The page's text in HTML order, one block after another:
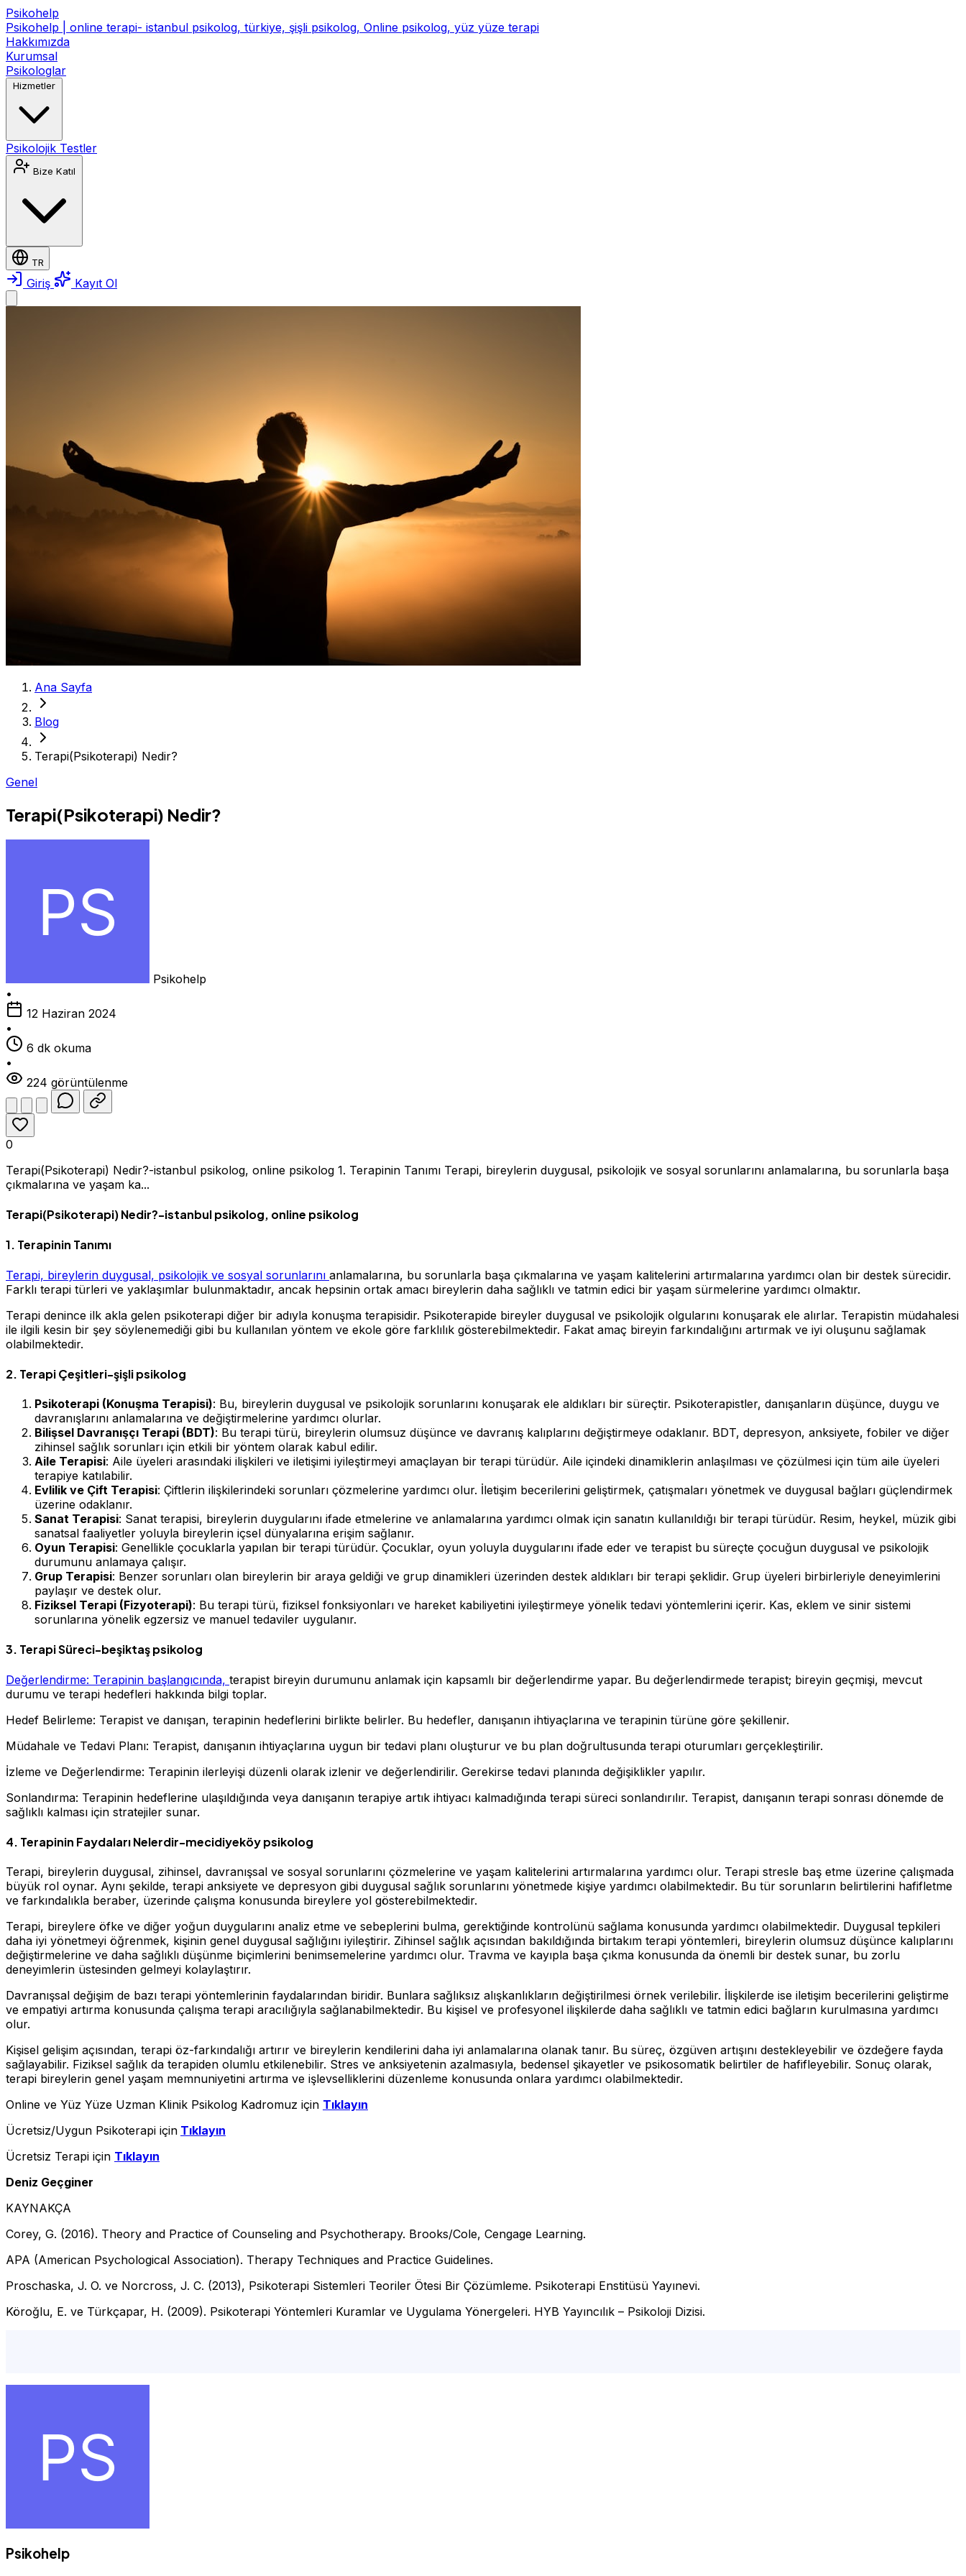
Psikohelp
Psikohelp | online terapi- istanbul psikolog, türkiye, şişli psikolog, Online psikolog, yüz yüze terapi
Hakkımızda
Kurumsal
Psikologlar
Hizmetler
Psikolojik Testler
Bize Katıl
TR
Giriş Kayıt Ol
Ana Sayfa
Blog
Terapi(Psikoterapi) Nedir?
Genel
Terapi(Psikoterapi) Nedir?
Psikohelp
•
12 Haziran 2024
•
6 dk okuma
•
224 görüntülenme
0
Terapi(Psikoterapi) Nedir?-istanbul psikolog, online psikolog 1. Terapinin Tanımı Terapi, bireylerin duygusal, psikolojik ve sosyal sorunlarını anlamalarına, bu sorunlarla başa
çıkmalarına ve yaşam ka...
Terapi(Psikoterapi) Nedir?-istanbul psikolog, online psikolog
1. Terapinin Tanımı
Terapi, bireylerin duygusal, psikolojik ve sosyal sorunlarını anlamalarına, bu sorunlarla başa çıkmalarına ve yaşam kalitelerini artırmalarına yardımcı olan bir destek sürecidir.
Farklı terapi türleri ve yaklaşımlar bulunmaktadır, ancak hepsinin ortak amacı bireylerin daha sağlıklı ve tatmin edici bir yaşam sürmelerine yardımcı olmaktır.
Terapi denince ilk akla gelen psikoterapi diğer bir adıyla konuşma terapisidir. Psikoterapide bireyler duygusal ve psikolojik olgularını konuşarak ele alırlar. Terapistin müdahalesi
ile ilgili kesin bir şey söylenemediği gibi bu kullanılan yöntem ve ekole göre farklılık gösterebilmektedir. Fakat amaç bireyin farkındalığını artırmak ve iyi oluşunu sağlamak
olabilmektedir.
2. Terapi Çeşitleri-şişli psikolog
Psikoterapi (Konuşma Terapisi): Bu, bireylerin duygusal ve psikolojik sorunlarını konuşarak ele aldıkları bir süreçtir. Psikoterapistler, danışanların düşünce, duygu ve
davranışlarını anlamalarına ve değiştirmelerine yardımcı olurlar.
Bilişsel Davranışçı Terapi (BDT): Bu terapi türü, bireylerin olumsuz düşünce ve davranış kalıplarını değiştirmeye odaklanır. BDT, depresyon, anksiyete, fobiler ve diğer
zihinsel sağlık sorunları için etkili bir yöntem olarak kabul edilir.
Aile Terapisi: Aile üyeleri arasındaki ilişkileri ve iletişimi iyileştirmeyi amaçlayan bir terapi türüdür. Aile içindeki dinamiklerin anlaşılması ve çözülmesi için tüm aile üyeleri
terapiye katılabilir.
Evlilik ve Çift Terapisi: Çiftlerin ilişkilerindeki sorunları çözmelerine yardımcı olur. İletişim becerilerini geliştirmek, çatışmaları yönetmek ve duygusal bağları güçlendirmek
üzerine odaklanır.
Sanat Terapisi: Sanat terapisi, bireylerin duygularını ifade etmelerine ve anlamalarına yardımcı olmak için sanatın kullanıldığı bir terapi türüdür. Resim, heykel, müzik gibi
sanatsal faaliyetler yoluyla bireylerin içsel dünyalarına erişim sağlanır.
Oyun Terapisi: Genellikle çocuklarla yapılan bir terapi türüdür. Çocuklar, oyun yoluyla duygularını ifade eder ve terapist bu süreçte çocuğun duygusal ve psikolojik
durumunu anlamaya çalışır.
Grup Terapisi: Benzer sorunları olan bireylerin bir araya geldiği ve grup dinamikleri üzerinden destek aldıkları bir terapi şeklidir. Grup üyeleri birbirleriyle deneyimlerini
paylaşır ve destek olur.
Fiziksel Terapi (Fizyoterapi): Bu terapi türü, fiziksel fonksiyonları ve hareket kabiliyetini iyileştirmeye yönelik tedavi yöntemlerini içerir. Kas, eklem ve sinir sistemi
sorunlarına yönelik egzersiz ve manuel tedaviler uygulanır.
3. Terapi Süreci-beşiktaş psikolog
Değerlendirme: Terapinin başlangıcında, terapist bireyin durumunu anlamak için kapsamlı bir değerlendirme yapar. Bu değerlendirmede terapist; bireyin geçmişi, mevcut
durumu ve terapi hedefleri hakkında bilgi toplar.
Hedef Belirleme: Terapist ve danışan, terapinin hedeflerini birlikte belirler. Bu hedefler, danışanın ihtiyaçlarına ve terapinin türüne göre şekillenir.
Müdahale ve Tedavi Planı: Terapist, danışanın ihtiyaçlarına uygun bir tedavi planı oluşturur ve bu plan doğrultusunda terapi oturumları gerçekleştirilir.
İzleme ve Değerlendirme: Terapinin ilerleyişi düzenli olarak izlenir ve değerlendirilir. Gerekirse tedavi planında değişiklikler yapılır.
Sonlandırma: Terapinin hedeflerine ulaşıldığında veya danışanın terapiye artık ihtiyacı kalmadığında terapi süreci sonlandırılır. Terapist, danışanın terapi sonrası dönemde de
sağlıklı kalması için stratejiler sunar.
4. Terapinin Faydaları Nelerdir-mecidiyeköy psikolog
Terapi, bireylerin duygusal, zihinsel, davranışsal ve sosyal sorunlarını çözmelerine ve yaşam kalitelerini artırmalarına yardımcı olur. Terapi stresle baş etme üzerine çalışmada
büyük rol oynar. Aynı şekilde, terapi anksiyete ve depresyon gibi duygusal sağlık sorunlarını yönetmede kişiye yardımcı olabilmektedir. Bu tür sorunların belirtilerini hafifletme
ve farkındalıkla beraber, üzerinde çalışma konusunda bireylere yol gösterebilmektedir.
Terapi, bireylere öfke ve diğer yoğun duygularını analiz etme ve sebeplerini bulma, gerektiğinde kontrolünü sağlama konusunda yardımcı olabilmektedir. Duygusal tepkileri
daha iyi yönetmeyi öğrenmek, kişinin genel duygusal sağlığını iyileştirir. Zihinsel sağlık açısından bakıldığında birtakım terapi yöntemleri, bireylerin olumsuz düşünce kalıplarını
değiştirmelerine ve daha sağlıklı düşünme biçimlerini benimsemelerine yardımcı olur. Travma ve kayıpla başa çıkma konusunda da önemli bir destek sunar, bu zorlu
deneyimlerin üstesinden gelmeyi kolaylaştırır.
Davranışsal değişim de bazı terapi yöntemlerinin faydalarından biridir. Bunlara sağlıksız alışkanlıkların değiştirilmesi örnek verilebilir. İlişkilerde ise iletişim becerilerini geliştirme
ve empatiyi artırma konusunda çalışma terapi aracılığıyla sağlanabilmektedir. Bu kişisel ve profesyonel ilişkilerde daha sağlıklı ve tatmin edici bağların kurulmasına yardımcı
olur.
Kişisel gelişim açısından, terapi öz-farkındalığı artırır ve bireylerin kendilerini daha iyi anlamalarına olanak tanır. Bu süreç, özgüven artışını destekleyebilir ve özdeğere fayda
sağlayabilir. Fiziksel sağlık da terapiden olumlu etkilenebilir. Stres ve anksiyetenin azalmasıyla, bedensel şikayetler ve psikosomatik belirtiler de hafifleyebilir. Sonuç olarak,
terapi bireylerin genel yaşam memnuniyetini artırma ve işlevselliklerini düzenleme konusunda onlara yardımcı olabilmektedir.
Online ve Yüz Yüze Uzman Klinik Psikolog Kadromuz için Tıklayın
Ücretsiz/Uygun Psikoterapi için Tıklayın
Ücretsiz Terapi için Tıklayın
Deniz Geçginer
KAYNAKÇA
Corey, G. (2016). Theory and Practice of Counseling and Psychotherapy. Brooks/Cole, Cengage Learning.
APA (American Psychological Association). Therapy Techniques and Practice Guidelines.
Proschaska, J. O. ve Norcross, J. C. (2013), Psikoterapi Sistemleri Teoriler Ötesi Bir Çözümleme. Psikoterapi Enstitüsü Yayınevi.
Köroğlu, E. ve Türkçapar, H. (2009). Psikoterapi Yöntemleri Kuramlar ve Uygulama Yönergeleri. HYB Yayıncılık – Psikoloji Dizisi.
Psikohelp